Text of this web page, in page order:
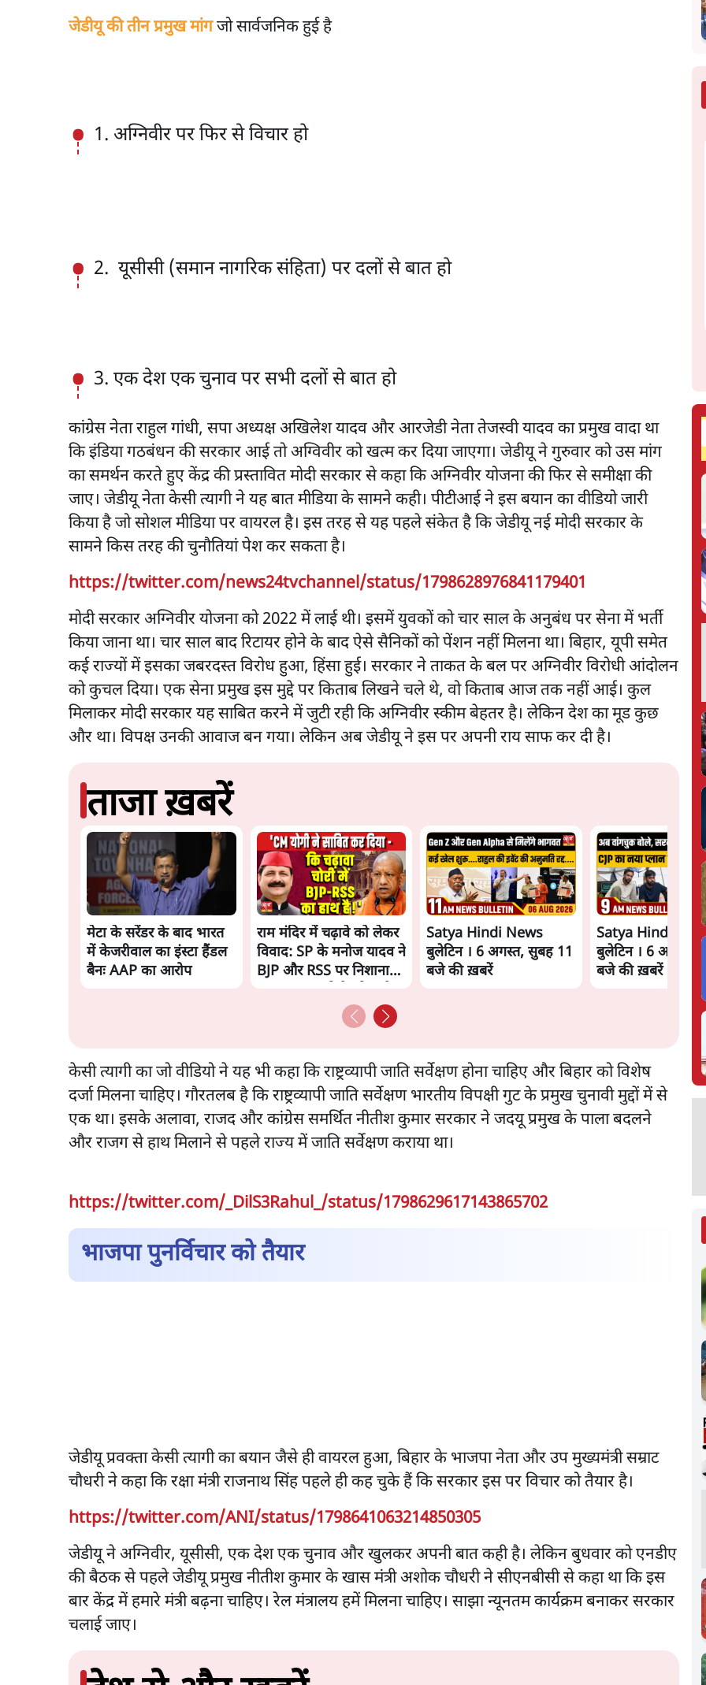
जेडीयू की तीन प्रमुख मांगजो सार्वजनिक हुई है
1. अग्निवीर पर फिर से विचार हो
2. यूसीसी (समान नागरिक संहिता) पर दलों से बात हो
3. एक देश एक चुनाव पर सभी दलों से बात हो
कांग्रेस नेता राहुल गांधी, सपा अध्यक्ष अखिलेश यादव और आरजेडी नेता तेजस्वी यादव का प्रमुख वादा था
कि इंडिया गठबंधन की सरकार आई तो अग्विवीर को खत्म कर दिया जाएगा। जेडीयू ने गुरुवार को उस मांग
का समर्थन करते हुए केंद्र की प्रस्तावित मोदी सरकार से कहा कि अग्निवीर योजना की फिर से समीक्षा की
जाए। जेडीयू नेता केसी त्यागी ने यह बात मीडिया के सामने कही। पीटीआई ने इस बयान का वीडियो जारी
किया है जो सोशल मीडिया पर वायरल है। इस तरह से यह पहले संकेत है कि जेडीयू नई मोदी सरकार के
सामने किस तरह की चुनौतियां पेश कर सकता है।
https://twitter.com/news24tvchannel/status/1798628976841179401
मोदी सरकार अग्निवीर योजना को 2022 में लाई थी। इसमें युवकों को चार साल के अनुबंध पर सेना में भर्ती
किया जाना था। चार साल बाद रिटायर होने के बाद ऐसे सैनिकों को पेंशन नहीं मिलना था। बिहार, यूपी समेत
कई राज्यों में इसका जबरदस्त विरोध हुआ, हिंसा हुई। सरकार ने ताकत के बल पर अग्निवीर विरोधी आंदोलन
को कुचल दिया। एक सेना प्रमुख इस मुद्दे पर किताब लिखने चले थे, वो किताब आज तक नहीं आई। कुल
मिलाकर मोदी सरकार यह साबित करने में जुटी रही कि अग्निवीर स्कीम बेहतर है। लेकिन देश का मूड कुछ
और था। विपक्ष उनकी आवाज बन गया। लेकिन अब जेडीयू ने इस पर अपनी राय साफ कर दी है।
ताजा ख़बरें
मेटा के सरेंडर के बाद भारत
में केजरीवाल का इंस्टा हैंडल
बैनः AAP का आरोप
राम मंदिर में चढ़ावे को लेकर
विवाद: SP के मनोज यादव ने
BJP और RSS पर निशाना
Satya Hindi News
बुलेटिन । 6 अगस्त, सुबह 11
बजे की ख़बरें
Satya Hindi
बुलेटिन । 6 अगस्त,
बजे की ख़बरें
केसी त्यागी का जो वीडियो ने यह भी कहा कि राष्ट्रव्यापी जाति सर्वेक्षण होना चाहिए और बिहार को विशेष
दर्जा मिलना चाहिए। गौरतलब है कि राष्ट्रव्यापी जाति सर्वेक्षण भारतीय विपक्षी गुट के प्रमुख चुनावी मुद्दों में से
एक था। इसके अलावा, राजद और कांग्रेस समर्थित नीतीश कुमार सरकार ने जदयू प्रमुख के पाला बदलने
और राजग से हाथ मिलाने से पहले राज्य में जाति सर्वेक्षण कराया था।
https://twitter.com/_DilS3Rahul_/status/1798629617143865702
भाजपा पुनर्विचार को तैयार
जेडीयू प्रवक्ता केसी त्यागी का बयान जैसे ही वायरल हुआ, बिहार के भाजपा नेता और उप मुख्यमंत्री सम्राट
चौधरी ने कहा कि रक्षा मंत्री राजनाथ सिंह पहले ही कह चुके हैं कि सरकार इस पर विचार को तैयार है।
https://twitter.com/ANI/status/1798641063214850305
जेडीयू ने अग्निवीर, यूसीसी, एक देश एक चुनाव और खुलकर अपनी बात कही है। लेकिन बुधवार को एनडीए
की बैठक से पहले जेडीयू प्रमुख नीतीश कुमार के खास मंत्री अशोक चौधरी ने सीएनबीसी से कहा था कि इस
बार केंद्र में हमारे मंत्री बढ़ना चाहिए। रेल मंत्रालय हमें मिलना चाहिए। साझा न्यूनतम कार्यक्रम बनाकर सरकार
चलाई जाए।